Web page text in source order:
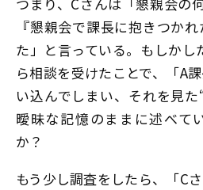
『懇親会で課長に抱きつか
た」と言っている。もしかし
ら相談を受けたことで、「A
い込んでしまい、それを見た
曖昧な記憶のままに述べて
か？
もう少し調査をしたら、「C